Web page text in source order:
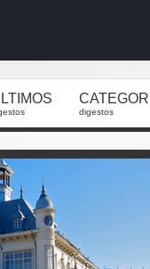
digestos